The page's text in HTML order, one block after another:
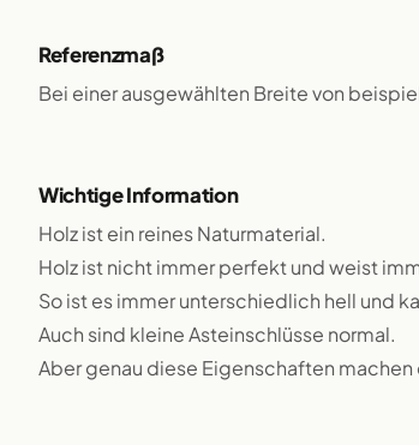
Referenzmaß
Bei einer ausgewählten Breite von
Wichtige Information
Holz ist ein reines Naturmaterial.
Holz ist nicht immer perfekt und weist
So ist es immer unterschiedlich hell und
Auch sind kleine Asteinschlüsse normal.
Aber genau diese Eigenschaften